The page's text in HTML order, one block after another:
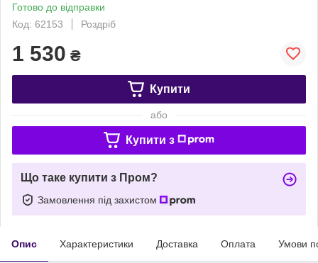
Готово до відправки
Код: 62153
Роздріб
1 530 ₴
Купити
або
Купити з
Що таке купити з Пром?
Замовлення під захистом
Опис Характеристики Доставка Оплата Умови